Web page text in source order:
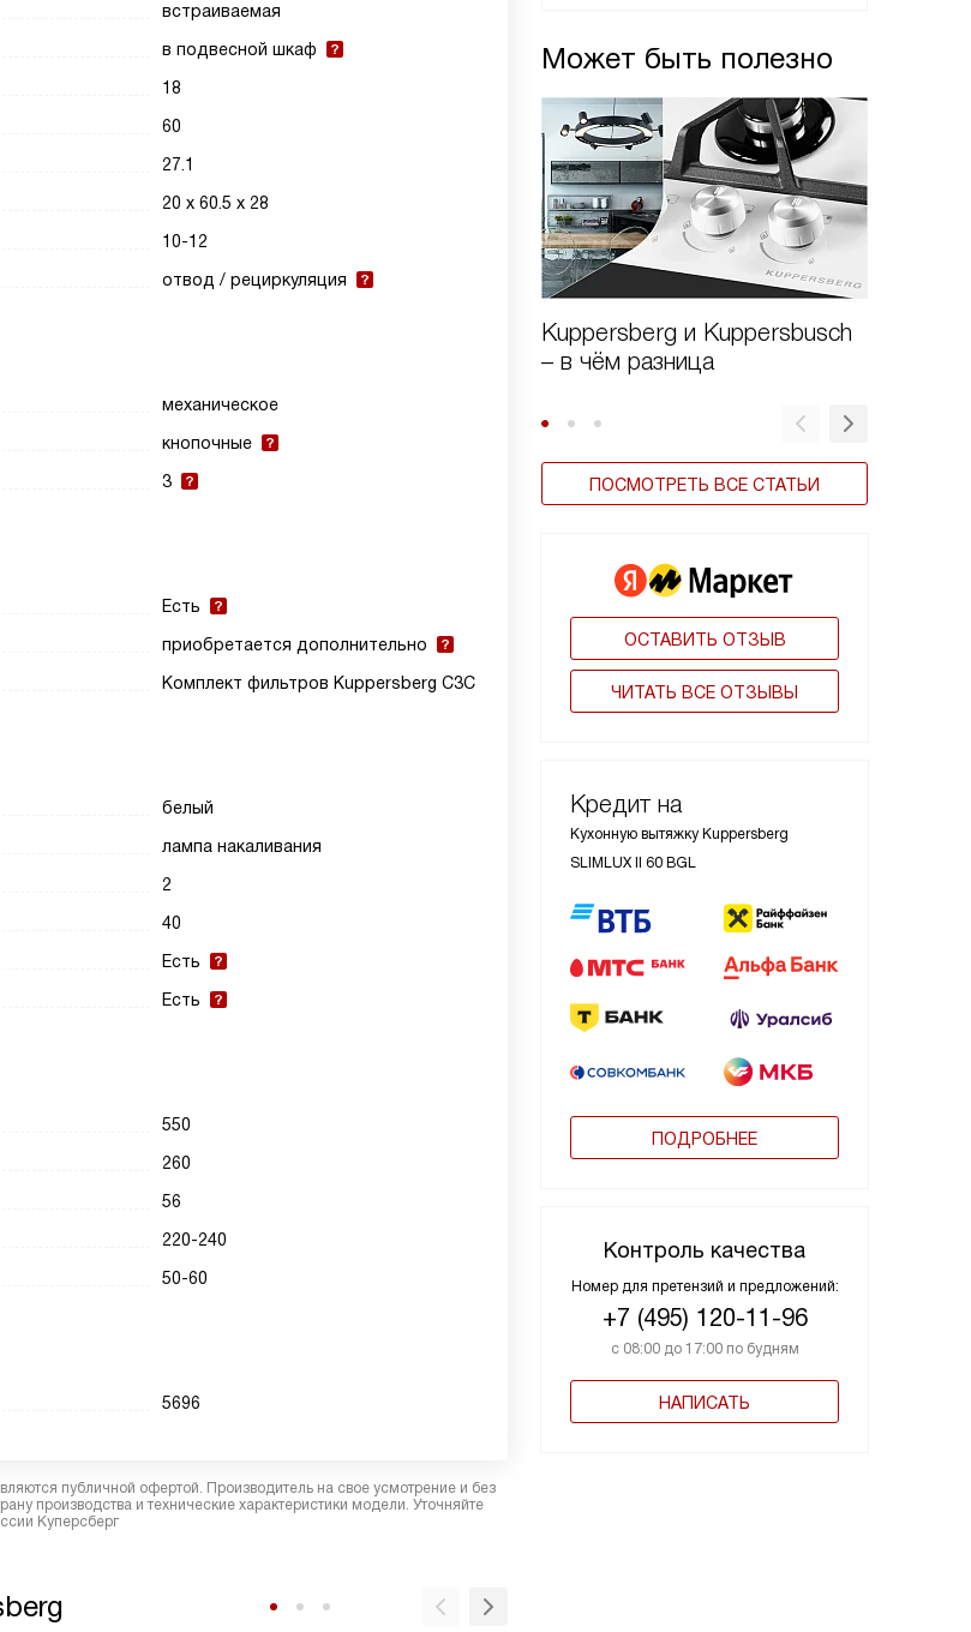
Может быть полезно
Kuppersberg и Kuppersbusch
– в чём разница
ПОСМОТРЕТЬ ВСЕ СТАТЬИ
ОСТАВИТЬ ОТЗЫВ
ЧИТАТЬ ВСЕ ОТЗЫВЫ
Кредит на
Кухонную вытяжку Kuppersberg
SLIMLUX II 60 BGL
ПОДРОБНЕЕ
Контроль качества
Номер для претензий и предложений:
+7 (495) 120-11-96
с 08:00 до 17:00 по будням
НАПИСАТЬ
встраиваемая
в подвесной шкаф
18
60
27.1
20 х 60.5 х 28
10-12
отвод / рециркуляция
механическое
кнопочные
3
Есть
приобретается дополнительно
Комплект фильтров Kuppersberg С3С
белый
лампа накаливания
2
40
Есть
Есть
550
260
56
220-240
50-60
5696
публичной офертой. Производитель на свое усмотрение и без
производства и технические характеристики модели. Уточняйте
Куперсберг